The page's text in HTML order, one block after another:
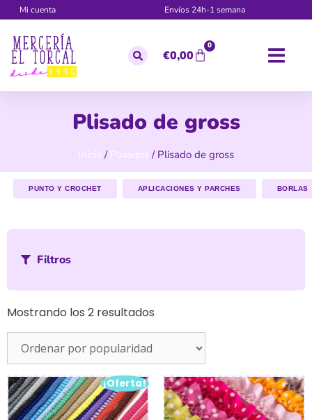
Mi cuenta Envíos 24h-1 semana
€0,00
0
Plisado de gross
Inicio / Plisados / Plisado de gross
PUNTO Y CROCHET APLICACIONES Y PARCHES BORLAS
Filtros
Mostrando los 2 resultados
¡Oferta!